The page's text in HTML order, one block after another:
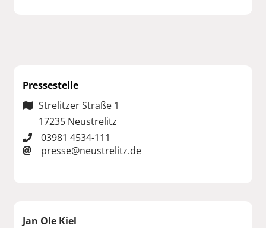
Pressestelle
Strelitzer Straße 1
17235 Neustrelitz
03981 4534-111
presse@neustrelitz.de
Jan Ole Kiel